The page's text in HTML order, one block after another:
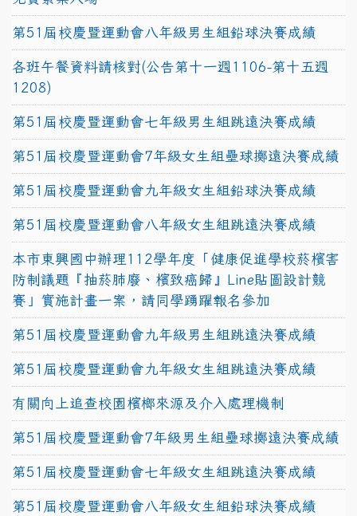
第51屆校慶暨運動會八年級男生組鉛球決賽成績
各班午餐資料請核對(公告第十一週1106-第十五週
1208)
第51屆校慶暨運動會七年級男生組跳遠決賽成績
第51屆校慶暨運動會7年級女生組壘球擲遠決賽成績
第51屆校慶暨運動會九年級女生組鉛球決賽成績
第51屆校慶暨運動會八年級女生組跳遠決賽成績
本市東興國中辦理112學年度「健康促進學校菸檳害
防制議題『抽菸肺廢、檳致癌歸』Line貼圖設計競
賽」實施計畫一案，請同學踴躍報名參加
第51屆校慶暨運動會九年級男生組跳遠決賽成績
第51屆校慶暨運動會九年級女生組跳遠決賽成績
有關向上追查校園檳榔來源及介入處理機制
第51屆校慶暨運動會7年級男生組壘球擲遠決賽成績
第51屆校慶暨運動會七年級女生組跳遠決賽成績
第51屆校慶暨運動會八年級女生組鉛球決賽成績